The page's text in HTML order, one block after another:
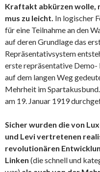
Kraftakt abkürzen wolle,
mus zu leicht. In logischer
für eine Teilnahme an den
auf deren Grundlage das
Repräsentativsystem
erste repräsentative
auf dem langen Weg
Mehrheit im
am 19. Januar 1919
Sicher wurden die von
und Levi vertretenen
revolutionären
Linken (die schnell und